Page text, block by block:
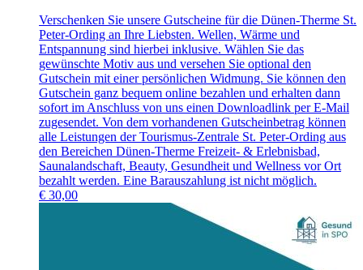
Verschenken Sie unsere Gutscheine für die Dünen-Therme St.
Peter-Ording an Ihre Liebsten. Wellen, Wärme und
Entspannung sind hierbei inklusive. Wählen Sie das
gewünschte Motiv aus und versehen Sie optional den
Gutschein mit einer persönlichen Widmung. Sie können den
Gutschein ganz bequem online bezahlen und erhalten dann
sofort im Anschluss von uns einen Downloadlink per E-Mail
zugesendet. Von dem vorhandenen Gutscheinbetrag können
alle Leistungen der Tourismus-Zentrale St. Peter-Ording aus
den Bereichen Dünen-Therme Freizeit- & Erlebnisbad,
Saunalandschaft, Beauty, Gesundheit und Wellness vor Ort
bezahlt werden. Eine Barauszahlung ist nicht möglich.
€ 30,00